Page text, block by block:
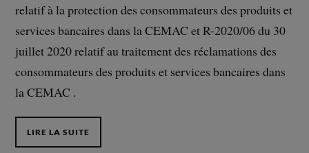
relatif à la protection des consommateurs des produits et
services bancaires dans la CEMAC et R-2020/06 du 30
juillet 2020 relatif au traitement des réclamations des
consommateurs des produits et services bancaires dans
la CEMAC .
LIRE LA SUITE